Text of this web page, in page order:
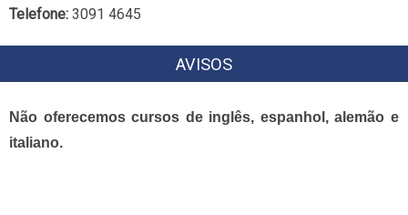
Telefone: 3091 4645
AVISOS
Não oferecemos cursos de inglês, espanhol, alemão e
italiano.